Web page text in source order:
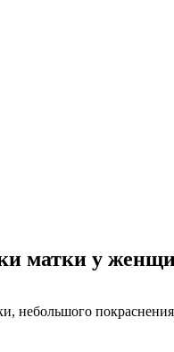
матки у
небольшого